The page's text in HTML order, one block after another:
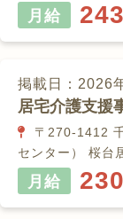
月給
掲載日：2026
居宅介護支援
〒270-1412
センター） 桜台
月給